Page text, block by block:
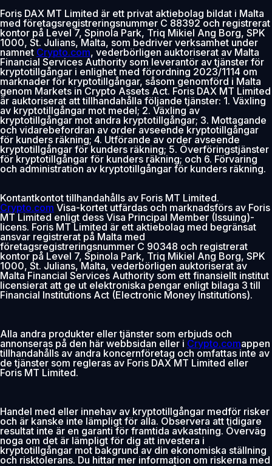
Foris DAX MT Limited är ett privat aktiebolag bildat i Malta
med företagsregistreringsnummer C 88392 och registrerat
kontor på Level 7, Spinola Park, Triq Mikiel Ang Borg, SPK
1000, St. Julians, Malta, som bedriver verksamhet under
namnet Crypto.com, vederbörligen auktoriserat av Malta
Financial Services Authority som leverantör av tjänster för
kryptotillgångar i enlighet med förordning 2023/1114 om
marknader för kryptotillgångar, såsom genomförd i Malta
genom Markets in Crypto Assets Act. Foris DAX MT Limited
är auktoriserat att tillhandahålla följande tjänster: 1. Växling
av kryptotillgångar mot medel; 2. Växling av
kryptotillgångar mot andra kryptotillgångar; 3. Mottagande
och vidarebefordran av order avseende kryptotillgångar
för kunders räkning; 4. Utförande av order avseende
kryptotillgångar för kunders räkning; 5. Överföringstjänster
för kryptotillgångar för kunders räkning; och 6. Förvaring
och administration av kryptotillgångar för kunders räkning.
Kontantkontot tillhandahålls av Foris MT Limited.
Crypto.com Visa-kortet utfärdas och marknadsförs av Foris
MT Limited enligt dess Visa Principal Member (Issuing)-
licens. Foris MT Limited är ett aktiebolag med begränsat
ansvar registrerat på Malta med
företagsregistreringsnummer C 90348 och registrerat
kontor på Level 7, Spinola Park, Triq Mikiel Ang Borg, SPK
1000, St. Julians, Malta, vederbörligen auktoriserat av
Malta Financial Services Authority som ett finansiellt institut
licensierat att ge ut elektroniska pengar enligt bilaga 3 till
Financial Institutions Act (Electronic Money Institutions).
Alla andra produkter eller tjänster som erbjuds och
annonseras på den här webbsidan eller i Crypto.comappen
tillhandahålls av andra koncernföretag och omfattas inte av
de tjänster som regleras av Foris DAX MT Limited eller
Foris MT Limited.
Handel med eller innehav av kryptotillgångar medför risker
och är kanske inte lämpligt för alla. Observera att tidigare
resultat inte är en garanti för framtida avkastning. Överväg
noga om det är lämpligt för dig att investera i
kryptotillgångar mot bakgrund av din ekonomiska ställning
och risktolerans. Du hittar mer information om riskerna med